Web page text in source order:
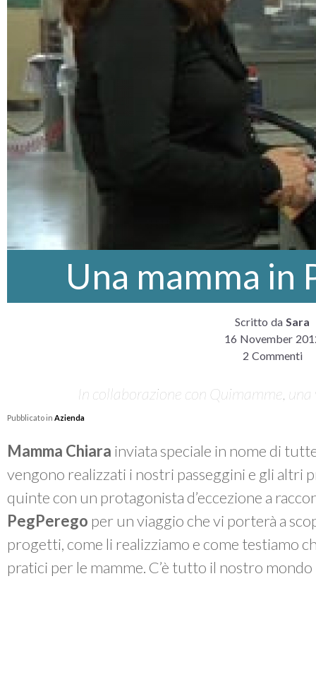
Una mamma in
Scritto da Sara
16 November
2 Commenti
In collaborazione con Quimamme,
Pubblicato in Azienda
Mamma Chiara inviata speciale in nome di
vengono realizzati i nostri passeggini e gli altri
quinte con un protagonista d’eccezione a
PegPerego per un viaggio che vi porterà a
progetti, come li realizziamo e come testiamo
pratici per le mamme. C’è tutto il nostro